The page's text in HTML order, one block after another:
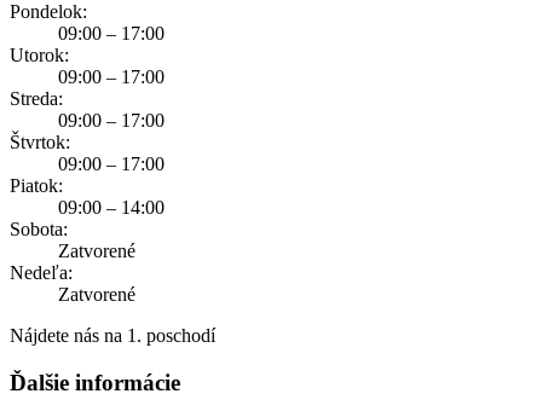
Pondelok:
09:00 – 17:00
Utorok:
09:00 – 17:00
Streda:
09:00 – 17:00
Štvrtok:
09:00 – 17:00
Piatok:
09:00 – 14:00
Sobota:
Zatvorené
Nedeľa:
Zatvorené
Nájdete nás na 1. poschodí
Ďalšie informácie